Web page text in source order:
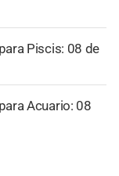
Piscis: 08 de
Acuario: 08